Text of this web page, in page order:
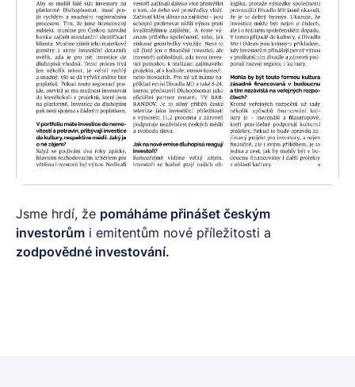
Jsme hrdí, že pomáháme přinášet českým
investorům i emitentům nové příležitosti a
zodpovědné investování.